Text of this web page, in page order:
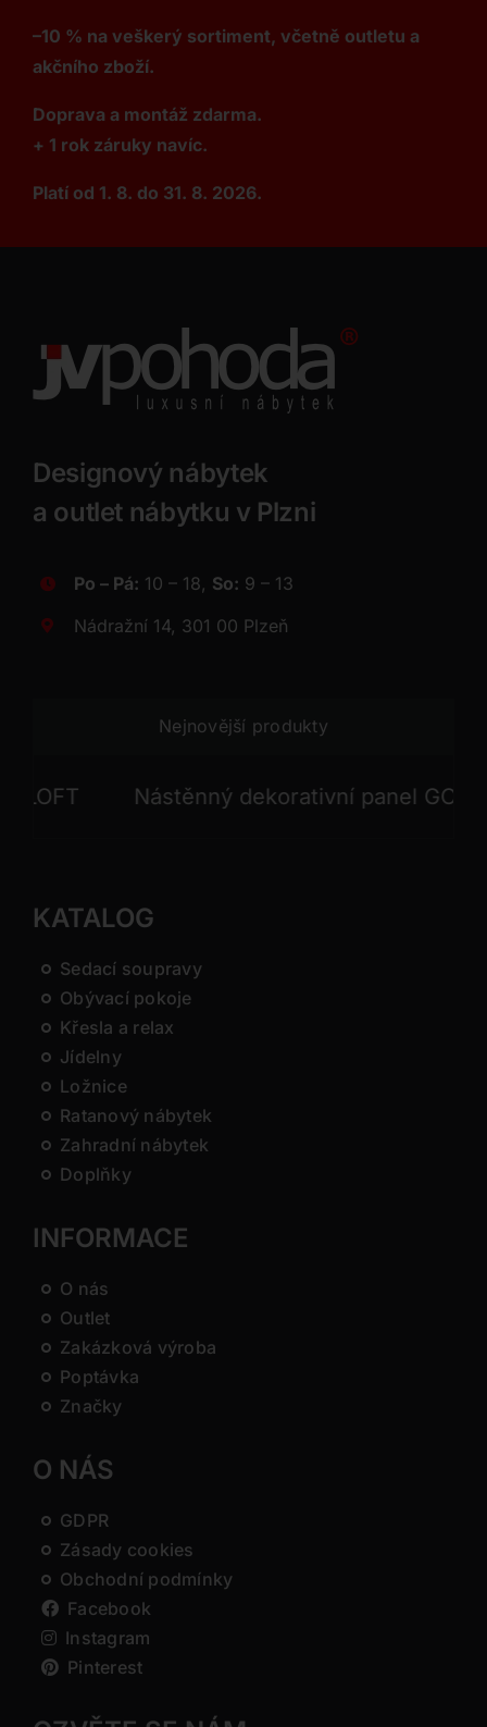
–10 % na veškerý sortiment, včetně outletu a
akčního zboží.
Doprava a montáž zdarma.
+ 1 rok záruky navíc.
Platí od 1. 8. do 31. 8. 2026.
Designový nábytek
a outlet nábytku v Plzni
Po – Pá: 10 – 18, So: 9 – 13
Nádražní 14, 301 00 Plzeň
Nejnovější produkty
Nástěnný dekorativní panel GONG
KATALOG
Sedací soupravy
Obývací pokoje
Křesla a relax
Jídelny
Ložnice
Ratanový nábytek
Zahradní nábytek
Doplňky
INFORMACE
O nás
Outlet
Zakázková výroba
Poptávka
Značky
O NÁS
GDPR
Zásady cookies
Obchodní podmínky
Facebook
Instagram
Pinterest